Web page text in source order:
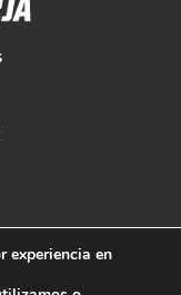
experiencia en